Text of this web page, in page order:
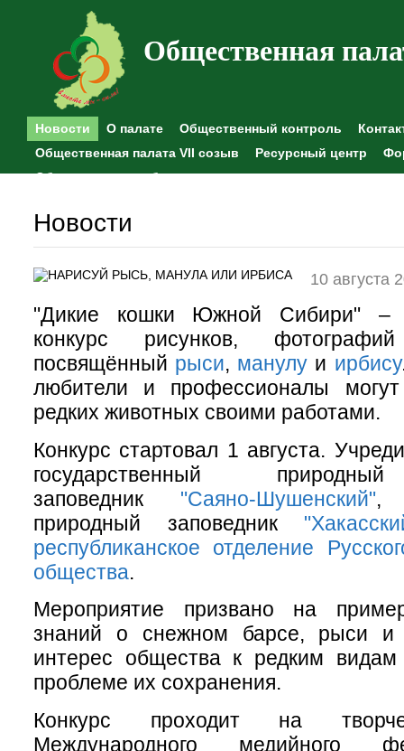
Общественная
Новости О палате Общественный контроль
Общественная палата VII созыв
Ресурсный центр
Общественные наблюдения
Новости
10 августа
"Дикие кошки Южной Сибири" –
конкурс рисунков,
посвящённый рыси, манулу и ирбису
любители и профессионалы
редких животных своими работами.
Конкурс стартовал 1 августа.
государственный
заповедник "Саяно-Шушенский",
природный заповедник
республиканское отделение
общества.
Мероприятие призвано на
знаний о снежном барсе, рыси и
интерес общества к редким
проблеме их сохранения.
Конкурс проходит на
Международного медийного